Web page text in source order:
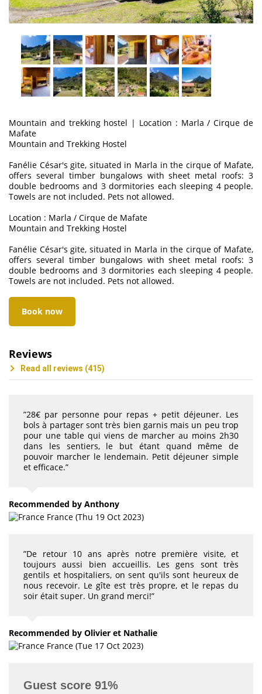
Mountain and trekking hostel | Location : Marla / Cirque de
Mafate
Mountain and Trekking Hostel
Fanélie César's gite, situated in Marla in the cirque of Mafate,
offers several timber bungalows with sheet metal roofs: 3
double bedrooms and 3 dormitories each sleeping 4 people.
Towels are not included. Pets not allowed.
Location : Marla / Cirque de Mafate
Mountain and Trekking Hostel
Fanélie César's gite, situated in Marla in the cirque of Mafate,
offers several timber bungalows with sheet metal roofs: 3
double bedrooms and 3 dormitories each sleeping 4 people.
Towels are not included. Pets not allowed.
Book now
Reviews
Read all reviews (415)
”28€ par personne pour repas + petit déjeuner. Les
bols à partager sont très bien garnis mais un peu trop
pour une table qui viens de marcher au moins 2h30
dans les sentiers, le but étant quand même de
pouvoir marcher le lendemain. Petit déjeuner simple
et efficace.”
Recommended by Anthony
France (Thu 19 Oct 2023)
”De retour 10 ans après notre première visite, et
toujours aussi bien accueillis. Les gens sont très
gentils et hospitaliers, on sent qu'ils sont heureux de
nous recevoir. Le gîte est très propre, et le repas du
soir était super. Un grand merci!”
Recommended by Olivier et Nathalie
France (Tue 17 Oct 2023)
Guest score 91%